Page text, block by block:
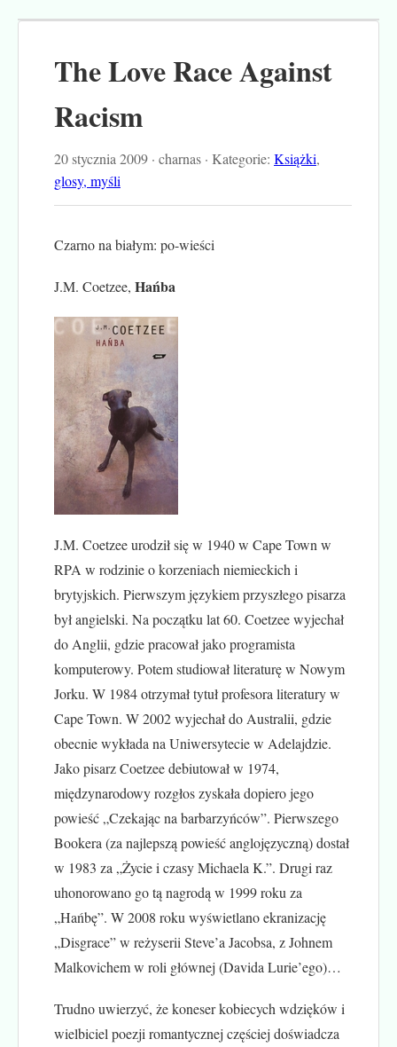
The Love Race Against
Racism
20 stycznia 2009 · charnas · Kategorie: Książki,
glosy, myśli
Czarno na białym: po-wieści
J.M. Coetzee, Hańba
J.M. Coetzee urodził się w 1940 w Cape Town w
RPA w rodzinie o korzeniach niemieckich i
brytyjskich. Pierwszym językiem przyszłego pisarza
był angielski. Na początku lat 60. Coetzee wyjechał
do Anglii, gdzie pracował jako programista
komputerowy. Potem studiował literaturę w Nowym
Jorku. W 1984 otrzymał tytuł profesora literatury w
Cape Town. W 2002 wyjechał do Australii, gdzie
obecnie wykłada na Uniwersytecie w Adelajdzie.
Jako pisarz Coetzee debiutował w 1974,
międzynarodowy rozgłos zyskała dopiero jego
powieść „Czekając na barbarzyńców”. Pierwszego
Bookera (za najlepszą powieść anglojęzyczną) dostał
w 1983 za „Życie i czasy Michaela K.”. Drugi raz
uhonorowano go tą nagrodą w 1999 roku za
„Hańbę”. W 2008 roku wyświetlano ekranizację
„Disgrace” w reżyserii Steve’a Jacobsa, z Johnem
Malkovichem w roli głównej (Davida Lurie’ego)…
Trudno uwierzyć, że koneser kobiecych wdzięków i
wielbiciel poezji romantycznej częściej doświadcza